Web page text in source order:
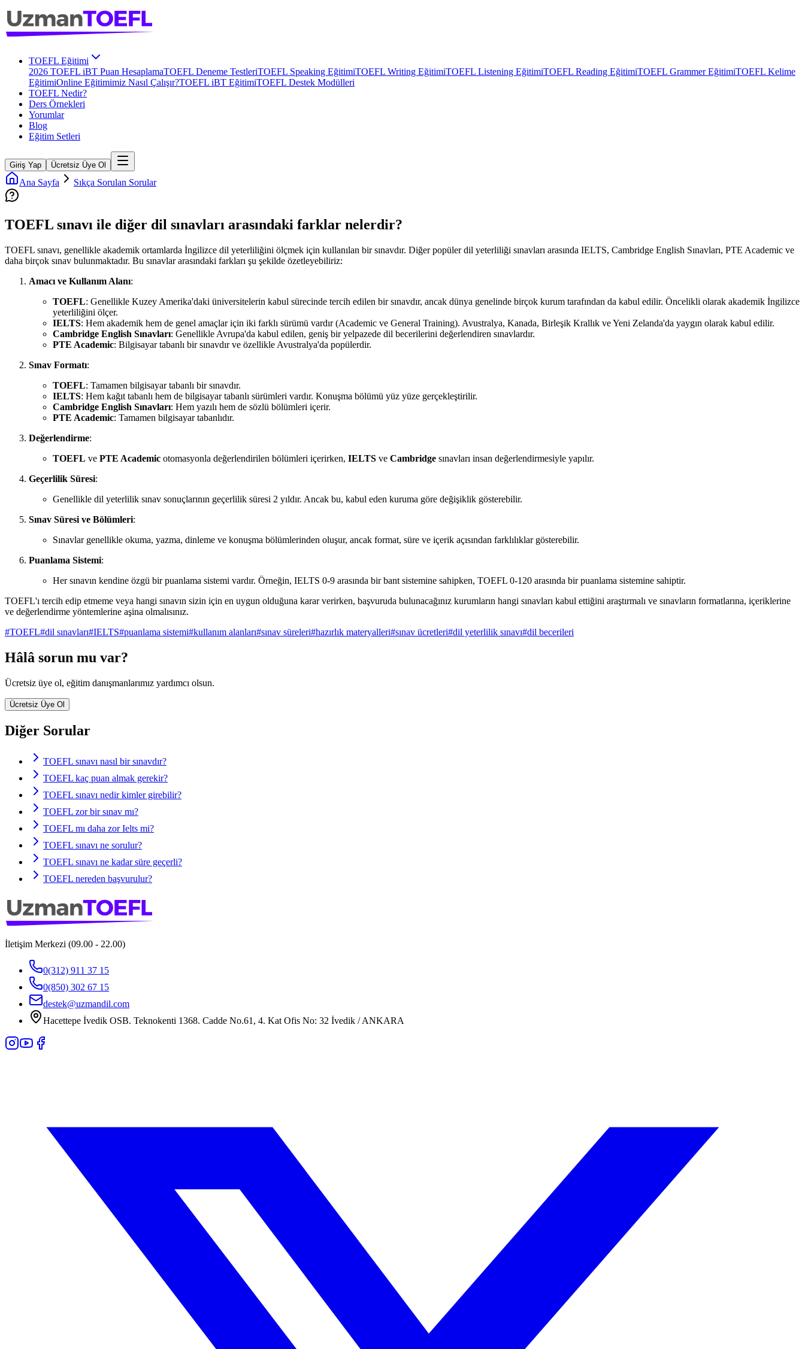
TOEFL Eğitimi
2026 TOEFL iBT Puan HesaplamaTOEFL Deneme TestleriTOEFL Speaking EğitimiTOEFL Writing EğitimiTOEFL Listening EğitimiTOEFL Reading EğitimiTOEFL Grammer EğitimiTOEFL Kelime
EğitimiOnline Eğitimimiz Nasıl Çalışır?TOEFL iBT EğitimiTOEFL Destek Modülleri
TOEFL Nedir?
Ders Örnekleri
Yorumlar
Blog
Eğitim Setleri
Giriş Yap Ücretsiz Üye Ol
Ana Sayfa Sıkça Sorulan Sorular
TOEFL sınavı ile diğer dil sınavları arasındaki farklar nelerdir?
TOEFL sınavı, genellikle akademik ortamlarda İngilizce dil yeterliliğini ölçmek için kullanılan bir sınavdır. Diğer popüler dil yeterliliği sınavları arasında IELTS, Cambridge English Sınavları, PTE Academic ve
daha birçok sınav bulunmaktadır. Bu sınavlar arasındaki farkları şu şekilde özetleyebiliriz:
Amacı ve Kullanım Alanı:
TOEFL: Genellikle Kuzey Amerika'daki üniversitelerin kabul sürecinde tercih edilen bir sınavdır, ancak dünya genelinde birçok kurum tarafından da kabul edilir. Öncelikli olarak akademik İngilizce
yeterliliğini ölçer.
IELTS: Hem akademik hem de genel amaçlar için iki farklı sürümü vardır (Academic ve General Training). Avustralya, Kanada, Birleşik Krallık ve Yeni Zelanda'da yaygın olarak kabul edilir.
Cambridge English Sınavları: Genellikle Avrupa'da kabul edilen, geniş bir yelpazede dil becerilerini değerlendiren sınavlardır.
PTE Academic: Bilgisayar tabanlı bir sınavdır ve özellikle Avustralya'da popülerdir.
Sınav Formatı:
TOEFL: Tamamen bilgisayar tabanlı bir sınavdır.
IELTS: Hem kağıt tabanlı hem de bilgisayar tabanlı sürümleri vardır. Konuşma bölümü yüz yüze gerçekleştirilir.
Cambridge English Sınavları: Hem yazılı hem de sözlü bölümleri içerir.
PTE Academic: Tamamen bilgisayar tabanlıdır.
Değerlendirme:
TOEFL ve PTE Academic otomasyonla değerlendirilen bölümleri içerirken, IELTS ve Cambridge sınavları insan değerlendirmesiyle yapılır.
Geçerlilik Süresi:
Genellikle dil yeterlilik sınav sonuçlarının geçerlilik süresi 2 yıldır. Ancak bu, kabul eden kuruma göre değişiklik gösterebilir.
Sınav Süresi ve Bölümleri:
Sınavlar genellikle okuma, yazma, dinleme ve konuşma bölümlerinden oluşur, ancak format, süre ve içerik açısından farklılıklar gösterebilir.
Puanlama Sistemi:
Her sınavın kendine özgü bir puanlama sistemi vardır. Örneğin, IELTS 0-9 arasında bir bant sistemine sahipken, TOEFL 0-120 arasında bir puanlama sistemine sahiptir.
TOEFL'ı tercih edip etmeme veya hangi sınavın sizin için en uygun olduğuna karar verirken, başvuruda bulunacağınız kurumların hangi sınavları kabul ettiğini araştırmalı ve sınavların formatlarına, içeriklerine
ve değerlendirme yöntemlerine aşina olmalısınız.
#TOEFL#dil sınavları#IELTS#puanlama sistemi#kullanım alanları#sınav süreleri#hazırlık materyalleri#sınav ücretleri#dil yeterlilik sınavı#dil becerileri
Hâlâ sorun mu var?
Ücretsiz üye ol, eğitim danışmanlarımız yardımcı olsun.
Ücretsiz Üye Ol
Diğer Sorular
TOEFL sınavı nasıl bir sınavdır?
TOEFL kaç puan almak gerekir?
TOEFL sınavı nedir kimler girebilir?
TOEFL zor bir sınav mı?
TOEFL mı daha zor Ielts mi?
TOEFL sınavı ne sorulur?
TOEFL sınavı ne kadar süre geçerli?
TOEFL nereden başvurulur?
İletişim Merkezi (09.00 - 22.00)
0(312) 911 37 15
0(850) 302 67 15
destek@uzmandil.com
Hacettepe İvedik OSB. Teknokenti 1368. Cadde No.61, 4. Kat Ofis No: 32 İvedik / ANKARA